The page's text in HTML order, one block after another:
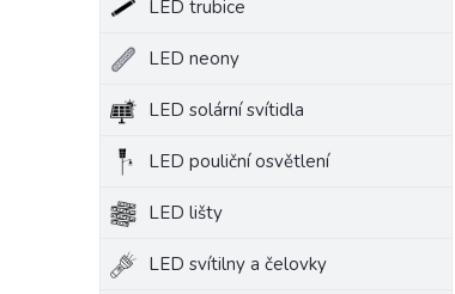
LED trubice
LED neony
LED solární svítidla
LED pouliční osvětlení
LED lišty
LED svítilny a čelovky